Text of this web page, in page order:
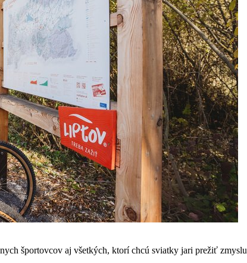
športovcov aj všetkých, ktorí chcú sviatky jari prežiť